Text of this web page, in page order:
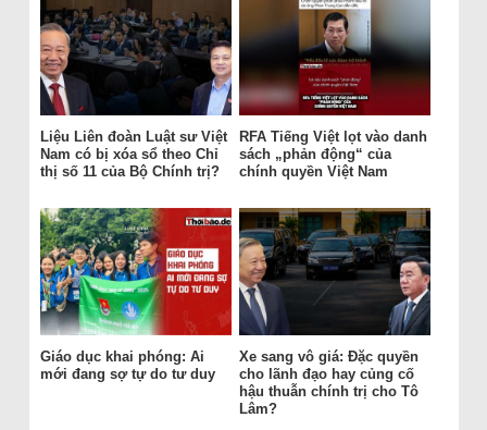
Liệu Liên đoàn Luật sư Việt
Nam có bị xóa sổ theo Chỉ
thị số 11 của Bộ Chính trị?
RFA Tiếng Việt lọt vào danh
sách „phản động“ của
chính quyền Việt Nam
Giáo dục khai phóng: Ai
mới đang sợ tự do tư duy
Xe sang vô giá: Đặc quyền
cho lãnh đạo hay củng cố
hậu thuẫn chính trị cho Tô
Lâm?